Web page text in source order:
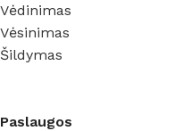
Vėdinimas
Vėsinimas
Šildymas
Paslaugos